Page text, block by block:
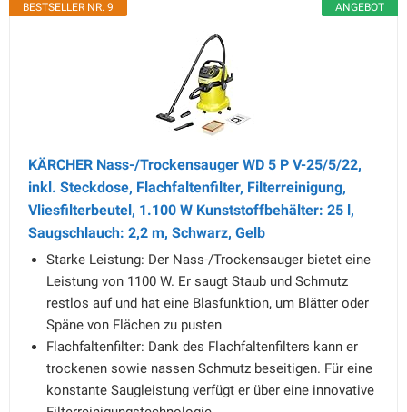
ANGEBOT
BESTSELLER NR. 9
KÄRCHER Nass-/Trockensauger WD 5 P V-25/5/22,
inkl. Steckdose, Flachfaltenfilter, Filterreinigung,
Vliesfilterbeutel, 1.100 W Kunststoffbehälter: 25 l,
Saugschlauch: 2,2 m, Schwarz, Gelb
Starke Leistung: Der Nass-/Trockensauger bietet eine
Leistung von 1100 W. Er saugt Staub und Schmutz
restlos auf und hat eine Blasfunktion, um Blätter oder
Späne von Flächen zu pusten
Flachfaltenfilter: Dank des Flachfaltenfilters kann er
trockenen sowie nassen Schmutz beseitigen. Für eine
konstante Saugleistung verfügt er über eine innovative